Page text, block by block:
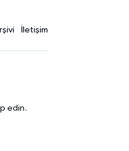
İletişim
edin.